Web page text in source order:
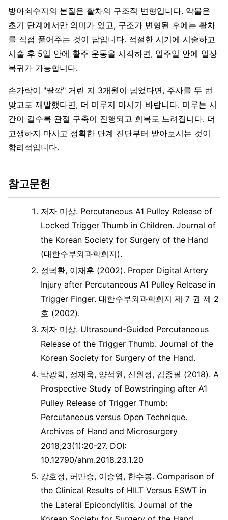
방아쇠수지의 본질은 활차의 구조적 변형입니다. 약물은
초기 단계에서만 의미가 있고, 구조가 변형된 후에는 활차
를 직접 풀어주는 것이 답입니다. 적절한 시기에 시술하고
시술 후 5일 안에 활주 운동을 시작하면, 일주일 안에 일상
복귀가 가능합니다.
손가락이 "딸깍" 거린 지 3개월이 넘었다면, 주사를 두 번
맞고도 재발했다면, 더 미루지 마시기 바랍니다. 미루는 시
간이 길수록 관절 구축이 진행되고 회복도 느려집니다. 더
고생하지 마시고 정확한 단계 진단부터 받아보시는 것이
합리적입니다.
참고문헌
저자 미상. Percutaneous A1 Pulley Release of
Locked Trigger Thumb in Children. Journal of
the Korean Society for Surgery of the Hand
(대한수부외과학회지).
정덕환, 이재훈 (2002). Proper Digital Artery
Injury after Percutaneous A1 Pulley Release in
Trigger Finger. 대한수부외과학회지 제 7 권 제 2
호 (2002).
저자 미상. Ultrasound-Guided Percutaneous
Release of the Trigger Thumb. Journal of the
Korean Society for Surgery of the Hand.
박광희, 정재욱, 양석원, 신원정, 김종필 (2018). A
Prospective Study of Bowstringing after A1
Pulley Release of Trigger Thumb:
Percutaneous versus Open Technique.
Archives of Hand and Microsurgery
2018;23(1):20-27. DOI:
10.12790/ahm.2018.23.1.20
강호정, 허만승, 이승엽, 한수봉. Comparison of
the Clinical Results of HILT Versus ESWT in
the Lateral Epicondylitis. Journal of the